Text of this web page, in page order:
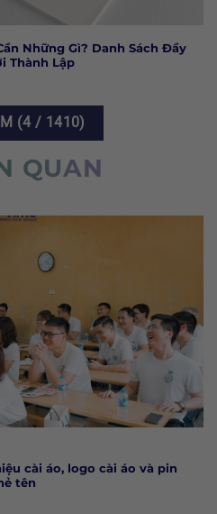
Những Gì? Danh Sách Đầy
Thành Lập
(4/ 1410)
QUAN
cài áo, logo cài áo và pin
tên